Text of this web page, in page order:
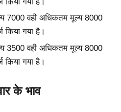
गया है।
7000 वही अधिकतम मूल्य 8000
गया है।
3500 वही अधिकतम मूल्य 8000
गया है।
के भाव